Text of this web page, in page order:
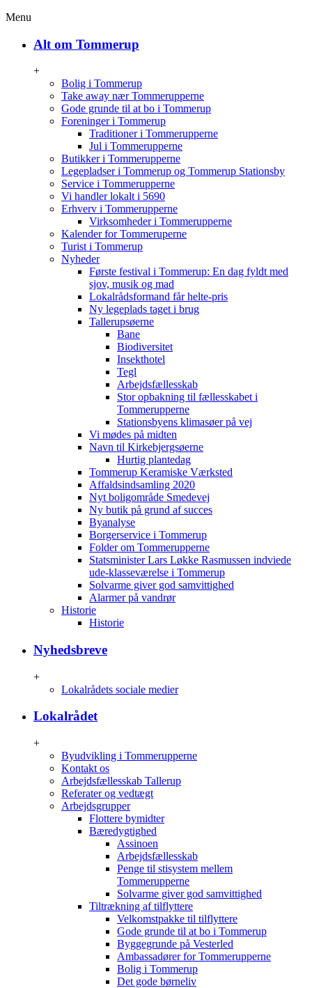
Menu
Alt om Tommerup
+
Bolig i Tommerup
Take away nær Tommerupperne
Gode grunde til at bo i Tommerup
Foreninger i Tommerup
Traditioner i Tommerupperne
Jul i Tommerupperne
Butikker i Tommerupperne
Legepladser i Tommerup og Tommerup Stationsby
Service i Tommerupperne
Vi handler lokalt i 5690
Erhverv i Tommerupperne
Virksomheder i Tommerupperne
Kalender for Tommeruperne
Turist i Tommerup
Nyheder
Første festival i Tommerup: En dag fyldt med
sjov, musik og mad
Lokalrådsformand får helte-pris
Ny legeplads taget i brug
Tallerupsøerne
Bane
Biodiversitet
Insekthotel
Tegl
Arbejdsfællesskab
Stor opbakning til fællesskabet i
Tommerupperne
Stationsbyens klimasøer på vej
Vi mødes på midten
Navn til Kirkebjergsøerne
Hurtig plantedag
Tommerup Keramiske Værksted
Affaldsindsamling 2020
Nyt boligområde Smedevej
Ny butik på grund af succes
Byanalyse
Borgerservice i Tommerup
Folder om Tommerupperne
Statsminister Lars Løkke Rasmussen indviede
ude-klasseværelse i Tommerup
Solvarme giver god samvittighed
Alarmer på vandrør
Historie
Historie
Nyhedsbreve
+
Lokalrådets sociale medier
Lokalrådet
+
Byudvikling i Tommerupperne
Kontakt os
Arbejdsfællesskab Tallerup
Referater og vedtægt
Arbejdsgrupper
Flottere bymidter
Bæredygtighed
Assinoen
Arbejdsfællesskab
Penge til stisystem mellem
Tommerupperne
Solvarme giver god samvittighed
Tiltrækning af tilflyttere
Velkomstpakke til tilflyttere
Gode grunde til at bo i Tommerup
Byggegrunde på Vesterled
Ambassadører for Tommerupperne
Bolig i Tommerup
Det gode børneliv